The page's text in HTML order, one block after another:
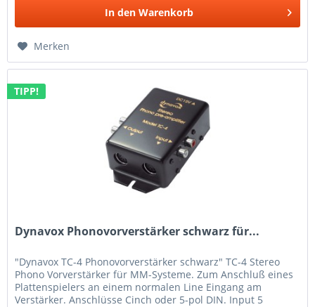
In den Warenkorb
Merken
TIPP!
Dynavox Phonovorverstärker schwarz für...
"Dynavox TC-4 Phonovorverstärker schwarz" TC-4 Stereo
Phono Vorverstärker für MM-Systeme. Zum Anschluß eines
Plattenspielers an einem normalen Line Eingang am
Verstärker. Anschlüsse Cinch oder 5-pol DIN. Input 5